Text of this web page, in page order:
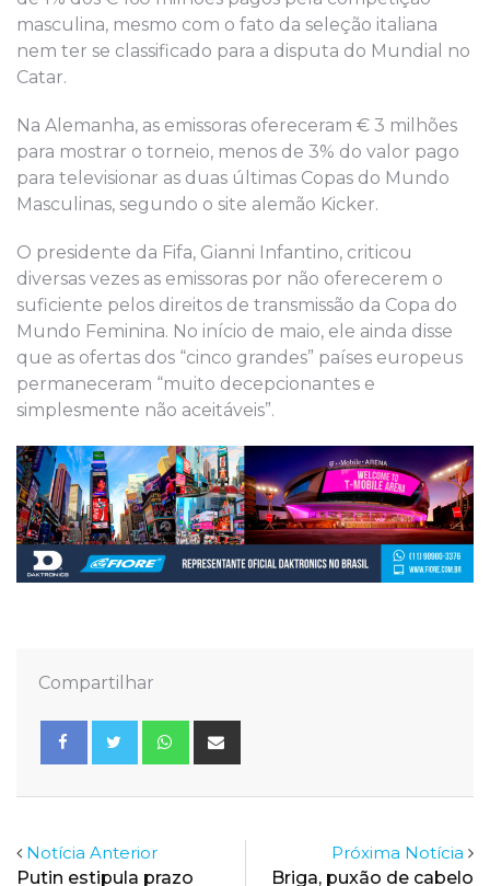
masculina, mesmo com o fato da seleção italiana
nem ter se classificado para a disputa do Mundial no
Catar.
Na Alemanha, as emissoras ofereceram € 3 milhões
para mostrar o torneio, menos de 3% do valor pago
para televisionar as duas últimas Copas do Mundo
Masculinas, segundo o site alemão Kicker.
O presidente da Fifa, Gianni Infantino, criticou
diversas vezes as emissoras por não oferecerem o
suficiente pelos direitos de transmissão da Copa do
Mundo Feminina. No início de maio, ele ainda disse
que as ofertas dos “cinco grandes” países europeus
permaneceram “muito decepcionantes e
simplesmente não aceitáveis”.
Compartilhar
Whatsapp
Notícia Anterior
Putin estipula prazo
Próxima Notícia
Briga, puxão de cabelo